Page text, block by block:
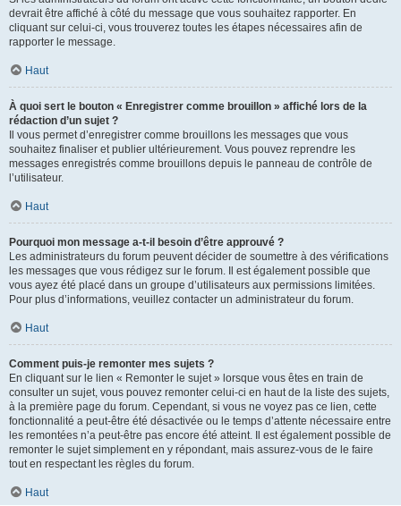
devrait être affiché à côté du message que vous souhaitez rapporter. En
cliquant sur celui-ci, vous trouverez toutes les étapes nécessaires afin de
rapporter le message.
Haut
À quoi sert le bouton « Enregistrer comme brouillon » affiché lors de la
rédaction d’un sujet ?
Il vous permet d’enregistrer comme brouillons les messages que vous
souhaitez finaliser et publier ultérieurement. Vous pouvez reprendre les
messages enregistrés comme brouillons depuis le panneau de contrôle de
l’utilisateur.
Haut
Pourquoi mon message a-t-il besoin d’être approuvé ?
Les administrateurs du forum peuvent décider de soumettre à des vérifications
les messages que vous rédigez sur le forum. Il est également possible que
vous ayez été placé dans un groupe d’utilisateurs aux permissions limitées.
Pour plus d’informations, veuillez contacter un administrateur du forum.
Haut
Comment puis-je remonter mes sujets ?
En cliquant sur le lien « Remonter le sujet » lorsque vous êtes en train de
consulter un sujet, vous pouvez remonter celui-ci en haut de la liste des sujets,
à la première page du forum. Cependant, si vous ne voyez pas ce lien, cette
fonctionnalité a peut-être été désactivée ou le temps d’attente nécessaire entre
les remontées n’a peut-être pas encore été atteint. Il est également possible de
remonter le sujet simplement en y répondant, mais assurez-vous de le faire
tout en respectant les règles du forum.
Haut